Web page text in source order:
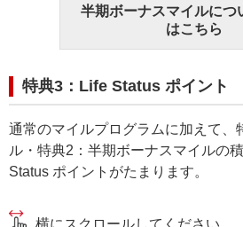
半期ボーナスマイルにつ
はこちら
特典3：Life Status ポイント
通常のマイルプログラムに加えて、
ル・特典2：半期ボーナスマイルの
Status ポイントがたまります。
横にスクロールしてください。